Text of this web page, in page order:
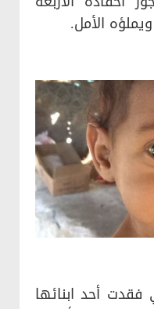
الأمل.
أحد ابنائها